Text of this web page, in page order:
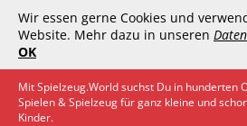
Wir essen gerne Cookies und
Website. Mehr dazu in unseren
OK
Mit Spielzeug.World suchst Du in hunderten
Spielen & Spielzeug für ganz kleine und
Kinder.